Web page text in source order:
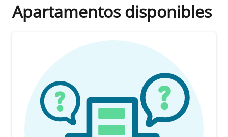
Apartamentos disponibles